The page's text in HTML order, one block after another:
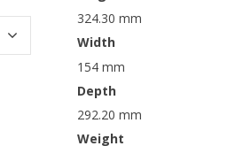
324.30 mm
Width
154 mm
Depth
292.20 mm
Weight